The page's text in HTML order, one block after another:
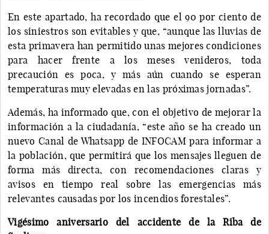
En este apartado, ha recordado que el 90 por ciento de
los siniestros son evitables y que, “aunque las lluvias de
esta primavera han permitido unas mejores condiciones
para hacer frente a los meses venideros, toda
precaución es poca, y más aún cuando se esperan
temperaturas muy elevadas en las próximas jornadas”.
Además, ha informado que, con el objetivo de mejorar la
información a la ciudadanía, “este año se ha creado un
nuevo Canal de Whatsapp de INFOCAM para informar a
la población, que permitirá que los mensajes lleguen de
forma más directa, con recomendaciones claras y
avisos en tiempo real sobre las emergencias más
relevantes causadas por los incendios forestales”.
Vigésimo aniversario del accidente de la Riba de